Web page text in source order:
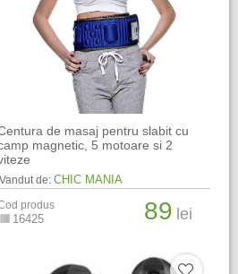
de masaj pentru slabit cu
magnetic, 5 motoare si 2
Vandut de: CHIC MANIA
produs
16425 89 lei